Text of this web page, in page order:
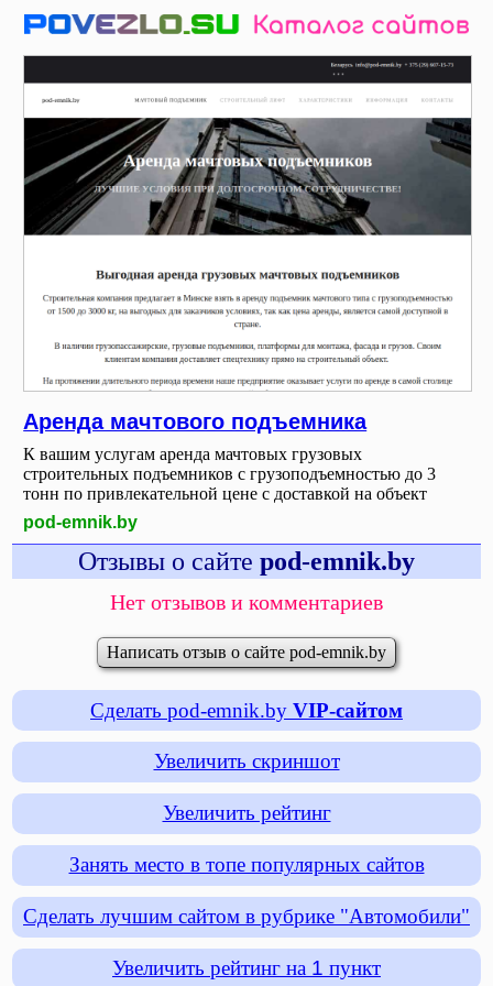
Аренда мачтового подъемника
К вашим услугам аренда мачтовых грузовых
строительных подъемников с грузоподъемностью до 3
тонн по привлекательной цене с доставкой на объект
pod-emnik.by
Отзывы о сайте pod-emnik.by
Нет отзывов и комментариев
Написать отзыв о сайте pod-emnik.by
Сделать pod-emnik.by VIP-сайтом
Увеличить скриншот
Увеличить рейтинг
Занять место в топе популярных сайтов
Сделать лучшим сайтом в рубрике "Автомобили"
Увеличить рейтинг на 1 пункт